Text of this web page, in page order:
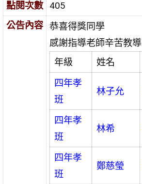
點閱次數
405
公告內容 恭喜得獎同學
感謝指導老師辛苦教導
年級
姓名
四年孝
班
林子允
四年孝
班
林希
四年孝
班
鄭慈瑩